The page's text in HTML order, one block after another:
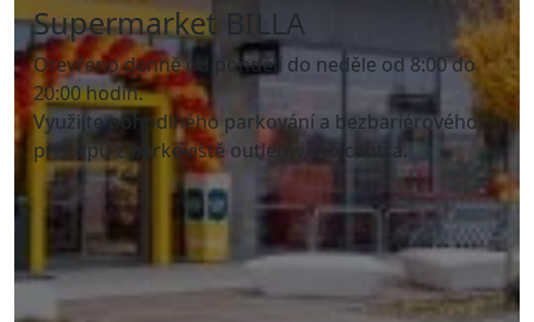
Supermarket BILLA
Otevřeno denně od pondělí do neděle od 8:00 do
20:00 hodin.
Využijte pohodlného parkování a bezbariérového
přístupu z parkoviště outletového centra.